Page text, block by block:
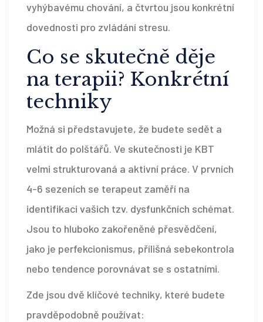
vyhýbavému chování, a čtvrtou jsou konkrétní
dovednosti pro zvládání stresu.
Co se skutečně děje
na terapii? Konkrétní
techniky
Možná si představujete, že budete sedět a
mlátit do polštářů. Ve skutečnosti je KBT
velmi strukturovaná a aktivní práce. V prvních
4-6 sezeních se terapeut zaměří na
identifikaci vašich tzv. dysfunkčních schémat.
Jsou to hluboko zakořeněné přesvědčení,
jako je perfekcionismus, přílišná sebekontrola
nebo tendence porovnávat se s ostatními.
Zde jsou dvě klíčové techniky, které budete
pravděpodobně používat: